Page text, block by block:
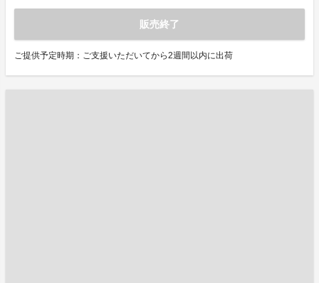
販売終了
ご提供予定時期：ご支援いただいてから2週間以内に出荷